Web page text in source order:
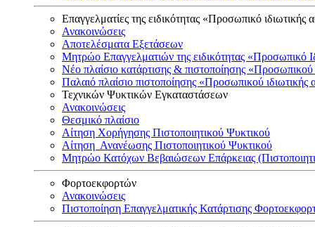
Επαγγελματίες της ειδικότητας «Προσωπικό ιδιωτικής
Ανακοινώσεις
Αποτελέσματα Εξετάσεων
Μητρώο Επαγγελματιών της ειδικότητας «Προσωπικό
Νέο πλαίσιο κατάρτισης & πιστοποίησης «Προσωπικού
Παλαιό πλαίσιο πιστοποίησης «Προσωπικού
Τεχνικών Ψυκτικών Εγκαταστάσεων
Ανακοινώσεις
Θεσμικό πλαίσιο
Αίτηση Χορήγησης Πιστοποιητικού Ψυκτικού
Αίτηση Ανανέωσης Πιστοποιητικού Ψυκτικού
Μητρώο Κατόχων Βεβαιώσεων Επάρκειας
Φορτοεκφορτών
Ανακοινώσεις
Πιστοποίηση Επαγγελματικής Κατάρτισης